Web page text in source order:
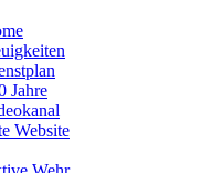
Jahre
Website